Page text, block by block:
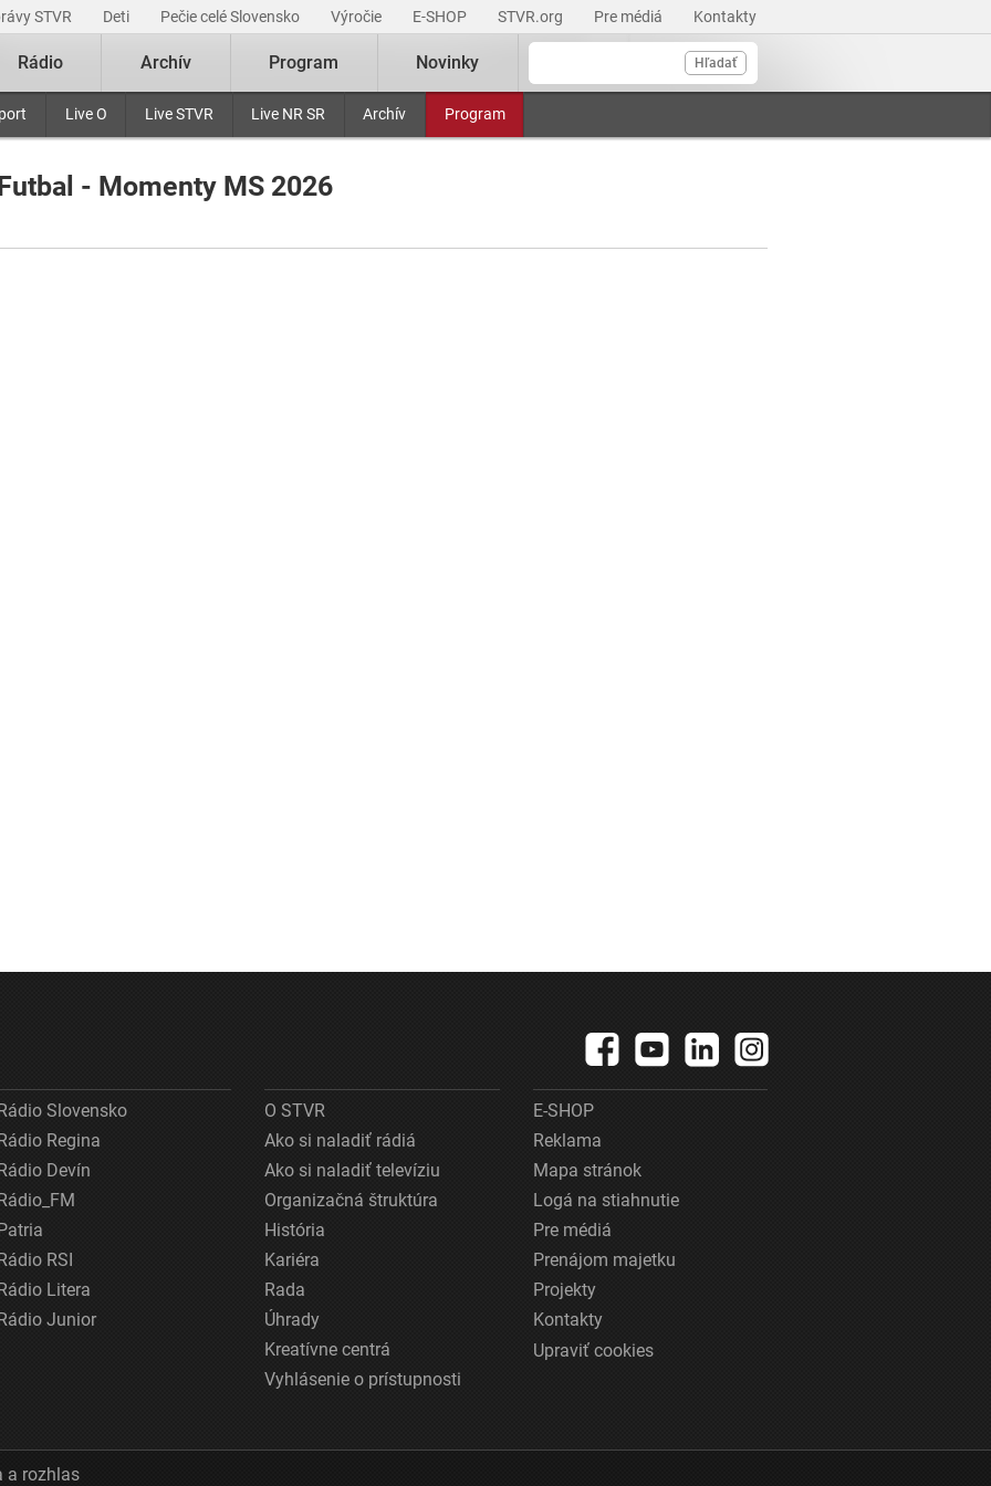
STVR Deti Pečie celé Slovensko Výročie E-SHOP STVR.org Pre médiá Kontakty
Hľadať
Live O Live STVR Live NR SR Archív Program
Rádio Archív Program Novinky
- Momenty MS 2026
Slovensko
Regina
Devín
RSI
Litera
Junior
O STVR
Ako si naladiť rádiá
Ako si naladiť televíziu
Organizačná štruktúra
História
Kariéra
Rada
Úhrady
Kreatívne centrá
Vyhlásenie o prístupnosti
E-SHOP
Reklama
Mapa stránok
Logá na stiahnutie
Pre médiá
Prenájom majetku
Projekty
Kontakty
Upraviť cookies
a rozhlas